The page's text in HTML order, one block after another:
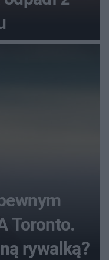
Toronto.
rywalką?